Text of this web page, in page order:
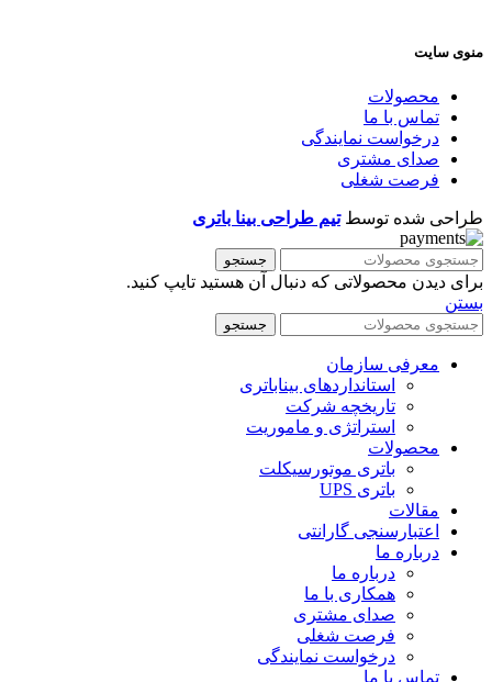
منوی سایت
محصولات
تماس با ما
درخواست نمایندگی
صدای مشتری
فرصت شغلی
طراحی شده توسطتیم طراحی بینا باتری
جستجو
برای دیدن محصولاتی که دنبال آن هستید تایپ کنید.
بستن
جستجو
معرفی سازمان
استانداردهای بیناباتری
تاریخچه شرکت
استراتژی و ماموریت
محصولات
باتری موتورسیکلت
باتری UPS
مقالات
اعتبارسنجی گارانتی
درباره ما
درباره ما
همکاری با ما
صدای مشتری
فرصت شغلی
درخواست نمایندگی
تماس با ما